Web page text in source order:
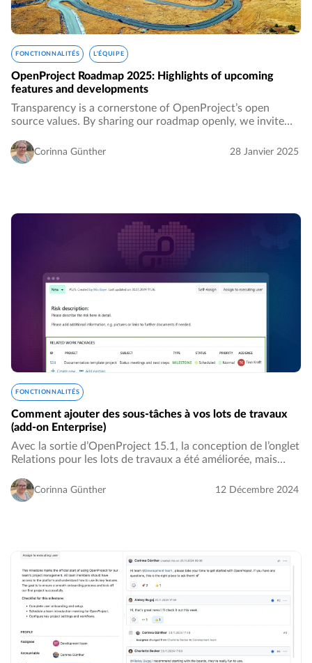
FONCTIONNALITÉS L'ÉQUIPE
OpenProject Roadmap 2025: Highlights of upcoming
features and developments
Transparency is a cornerstone of OpenProject’s open
source values. By sharing our roadmap openly, we invite
workflows with upcoming features, and actively…
Corinna Günther 28 Janvier 2025
FONCTIONNALITÉS
Comment ajouter des sous-tâches à vos lots de travaux
(add-on Enterprise)
Avec la sortie d’OpenProject 15.1, la conception de l’onglet
Relations pour les lots de travaux a été améliorée, mais
directement des sous-tâches correspondantes…
Corinna Günther 12 Décembre 2024